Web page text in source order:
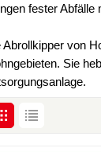
fester Abfälle
Abrollkipper von
Sie